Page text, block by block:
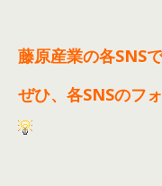
藤原産業の各SNS
ぜひ、各SNSのフ